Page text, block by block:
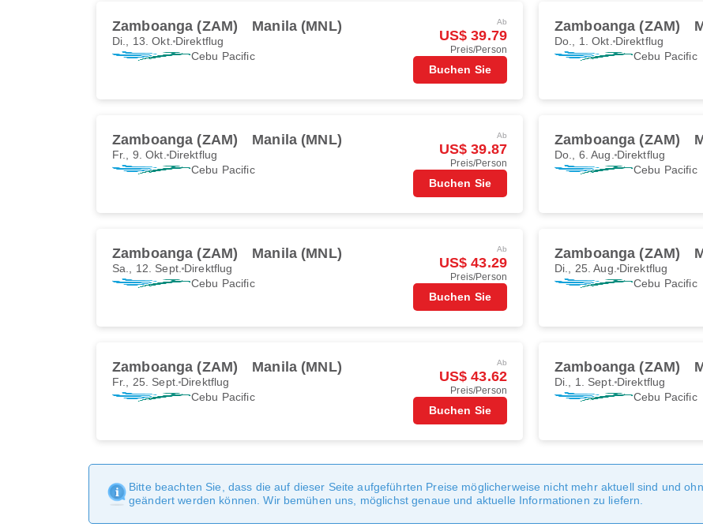
Zamboanga (ZAM) Manila (MNL)
Di., 13. Okt. Direktflug
Cebu Pacific
Ab
US$ 39.79
Preis/Person
Buchen Sie
Zamboanga (ZAM)
Do., 1. Okt. Direktflug
Cebu Pacific
Zamboanga (ZAM) Manila (MNL)
Fr., 9. Okt. Direktflug
Cebu Pacific
Ab
US$ 39.87
Preis/Person
Buchen Sie
Zamboanga (ZAM)
Do., 6. Aug. Direktflug
Cebu Pacific
Zamboanga (ZAM) Manila (MNL)
Sa., 12. Sept. Direktflug
Cebu Pacific
Ab
US$ 43.29
Preis/Person
Buchen Sie
Zamboanga (ZAM)
Di., 25. Aug. Direktflug
Cebu Pacific
Zamboanga (ZAM) Manila (MNL)
Fr., 25. Sept. Direktflug
Cebu Pacific
Ab
US$ 43.62
Preis/Person
Buchen Sie
Zamboanga (ZAM)
Di., 1. Sept. Direktflug
Cebu Pacific
Bitte beachten Sie, dass die auf dieser Seite aufgeführten Preise möglicherweise nicht mehr aktuell sind und
geändert werden können. Wir bemühen uns, möglichst genaue und aktuelle Informationen zu liefern.